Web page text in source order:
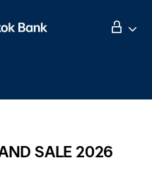
SALE 2026